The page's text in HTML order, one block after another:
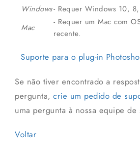
Windows- Requer Windows 10,
Mac
- Requer um Mac com
recente.
Suporte para o plug-in
Se não tiver encontrado a
pergunta, crie um pedido de
uma pergunta à nossa equipe de
Voltar